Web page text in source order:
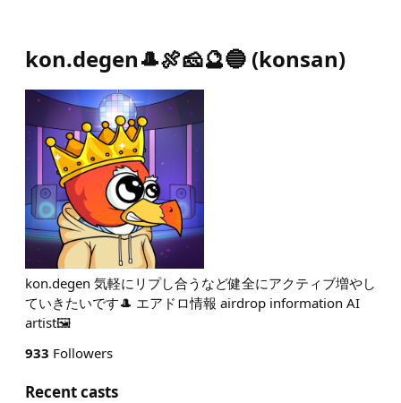
kon.degen🎩🍖🧀🔮🔵 (konsan)
kon.degen 気軽にリプし合うなど健全にアクティブ増やし
ていきたいです🎩 エアドロ情報 airdrop information AI
artist🖼️
933 Followers
Recent casts